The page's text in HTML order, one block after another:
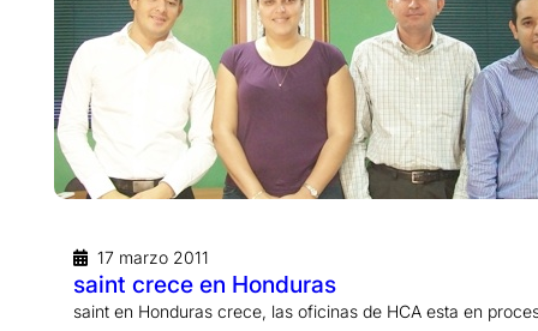
17 marzo 2011
saint crece en Honduras
saint en Honduras crece, las oficinas de HCA esta en